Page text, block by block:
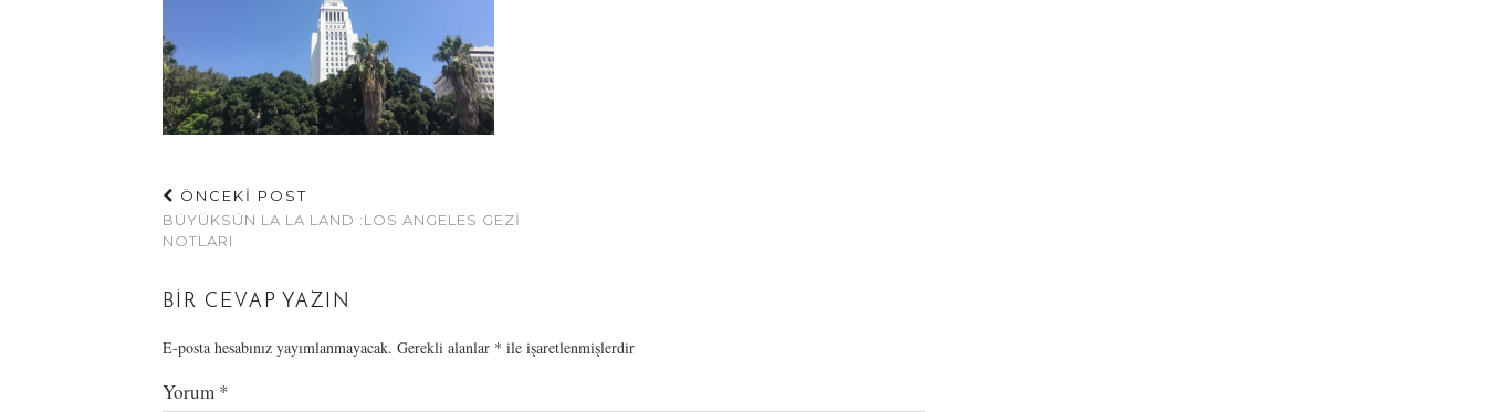
ÖNCEKİ POST
BÜYÜKSÜN LA LA LAND :LOS ANGELES GEZI
NOTLARI
BIR CEVAP YAZIN
E-posta hesabınız yayımlanmayacak. Gerekli alanlar * ile işaretlenmişlerdir
Yorum *